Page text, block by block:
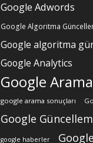
Google Adwords
Google Algoritma
Google algoritma
Google Analytics
Google Arama
google arama sonuçları
Google
google haberler